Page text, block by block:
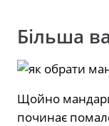
Більша
Щойно
починає